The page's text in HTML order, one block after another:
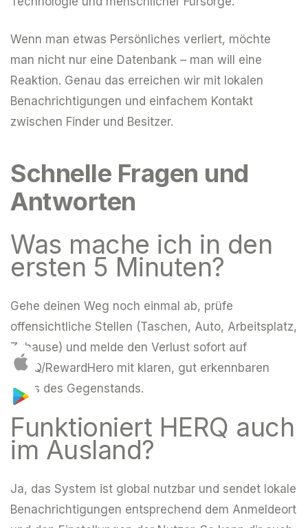
Wenn man etwas Persönliches verliert, möchte
man nicht nur eine Datenbank – man will eine
Reaktion. Genau das erreichen wir mit lokalen
Benachrichtigungen und einfachem Kontakt
zwischen Finder und Besitzer.
Schnelle Fragen und
Antworten
Was mache ich in den
ersten 5 Minuten?
Gehe deinen Weg noch einmal ab, prüfe
offensichtliche Stellen (Taschen, Auto, Arbeitsplatz,
Zuhause) und melde den Verlust sofort auf
HERQ/RewardHero mit klaren, gut erkennbaren
Fotos des Gegenstands.
Funktioniert HERQ auch
im Ausland?
Ja, das System ist global nutzbar und sendet lokale
Benachrichtigungen entsprechend dem Anmeldeort